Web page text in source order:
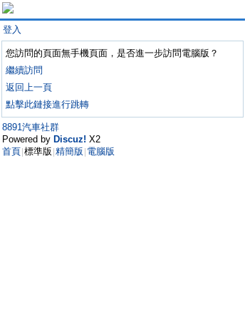
登入
您訪問的頁面無手機頁面，是否進一步訪問電腦版？
繼續訪問
返回上一頁
點擊此鏈接進行跳轉
8891汽車社群
Powered by Discuz! X2
首頁 標準版 精簡版 電腦版